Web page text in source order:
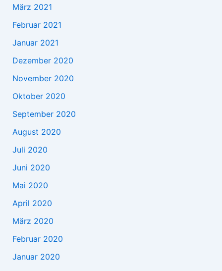
März 2021
Februar 2021
Januar 2021
Dezember 2020
November 2020
Oktober 2020
September 2020
August 2020
Juli 2020
Juni 2020
Mai 2020
April 2020
März 2020
Februar 2020
Januar 2020